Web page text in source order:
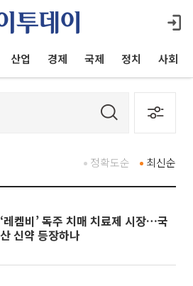
산업 경제 국제 정치 사회
최신순
정확도순
‘레켐비’ 독주 치매 치료제 시장…국
산 신약 등장하나